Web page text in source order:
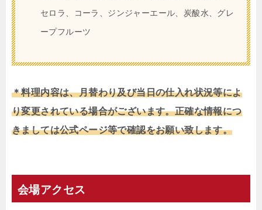
セロラ、コーラ、ジンジャーエール、炭酸水、グレ
ープフルーツ
＊料理内容は、月替わり及び当日の仕入れ状況等によ
り変更されている場合がございます。正確な情報につ
きましては公式ページ等で確認をお願い致します。
会場アクセス